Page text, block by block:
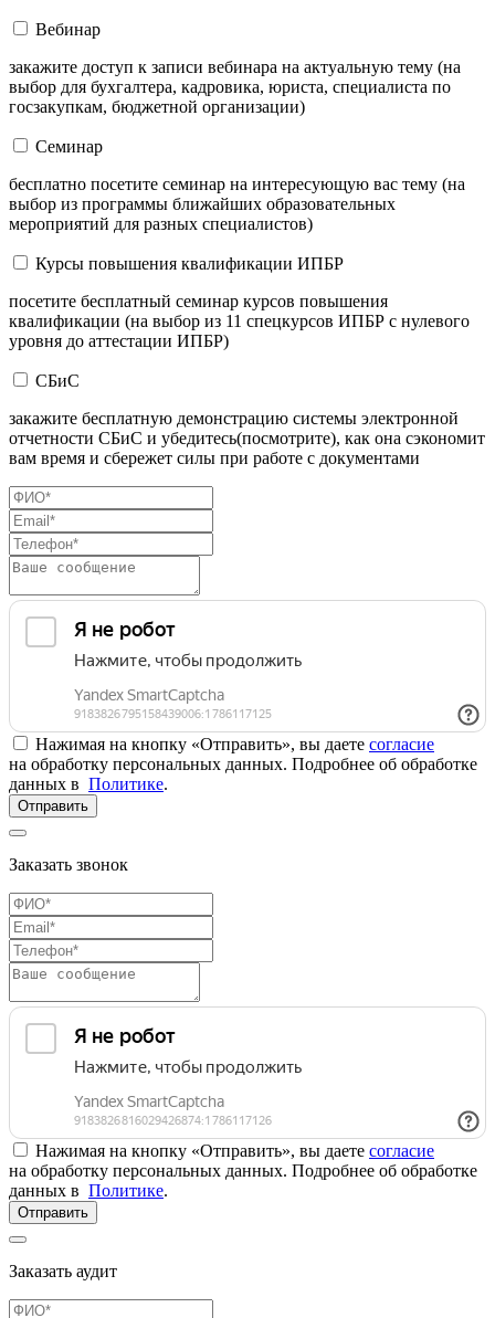
Вебинар
закажите доступ к записи вебинара на актуальную тему (на
выбор для бухгалтера, кадровика, юриста, специалиста по
госзакупкам, бюджетной организации)
Семинар
бесплатно посетите семинар на интересующую вас тему (на
выбор из программы ближайших образовательных
мероприятий для разных специалистов)
Курсы повышения квалификации ИПБР
посетите бесплатный семинар курсов повышения
квалификации (на выбор из 11 спецкурсов ИПБР с нулевого
уровня до аттестации ИПБР)
СБиС
закажите бесплатную демонстрацию системы электронной
отчетности СБиС и убедитесь(посмотрите), как она сэкономит
вам время и сбережет силы при работе с документами
Нажимая на кнопку «Отправить», вы даете согласие
на обработку персональных данных. Подробнее об обработке
данных в Политике.
Отправить
Заказать звонок
Нажимая на кнопку «Отправить», вы даете согласие
на обработку персональных данных. Подробнее об обработке
данных в Политике.
Отправить
Заказать аудит